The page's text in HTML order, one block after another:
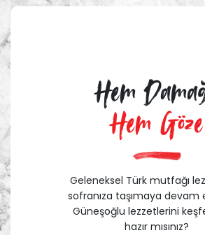
Hem
Hem Göze
Geleneksel Türk mutfağı
sofranıza taşımaya devam
Güneşoğlu lezzetlerini
hazır mısınız?